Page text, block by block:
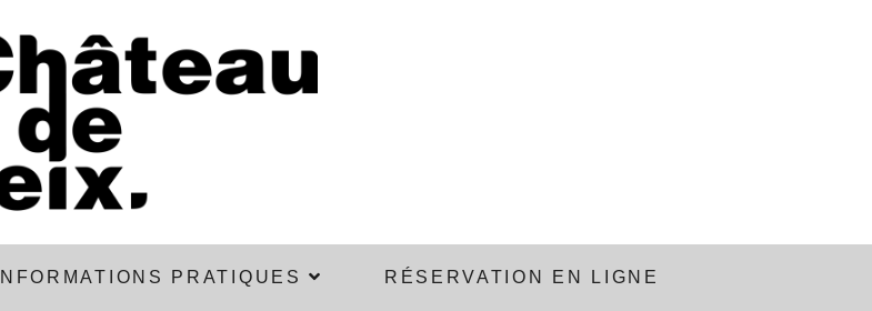
INFORMATIONS PRATIQUES RÉSERVATION EN LIGNE